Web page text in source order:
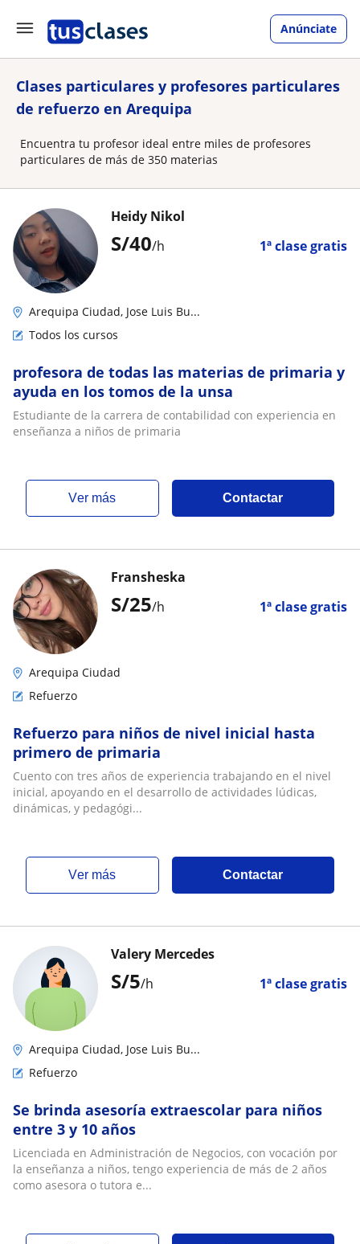
Anúnciate
Clases particulares y profesores particulares
de refuerzo en Arequipa
Encuentra tu profesor ideal entre miles de profesores
particulares de más de 350 materias
S/40/h 1ª clase gratis
Heidy Nikol
Arequipa Ciudad, Jose Luis Bu...
Todos los cursos
profesora de todas las materias de primaria y
ayuda en los tomos de la unsa
Estudiante de la carrera de contabilidad con experiencia en
enseñanza a niños de primaria
ver más Contactar
S/25/h 1ª clase gratis
Fransheska
Arequipa Ciudad
Refuerzo
Refuerzo para niños de nivel inicial hasta
primero de primaria
Cuento con tres años de experiencia trabajando en el nivel
inicial, apoyando en el desarrollo de actividades lúdicas,
dinámicas, y pedagógi...
ver más Contactar
S/5/h 1ª clase gratis
Valery Mercedes
Arequipa Ciudad, Jose Luis Bu...
Refuerzo
Se brinda asesoría extraescolar para niños
entre 3 y 10 años
Licenciada en Administración de Negocios, con vocación por
la enseñanza a niños, tengo experiencia de más de 2 años
como asesora o tutora e...